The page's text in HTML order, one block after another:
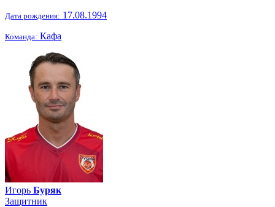
Дата рождения: 17.08.1994
Команда: Кафа
Игорь Буряк
Защитник